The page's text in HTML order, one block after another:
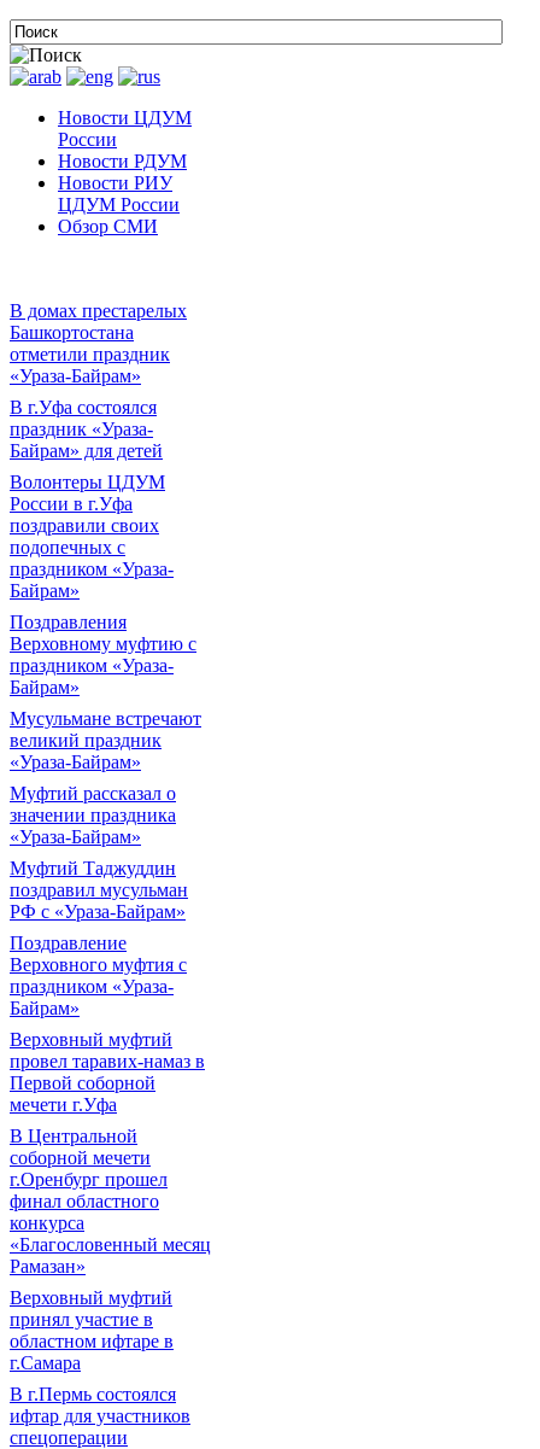
Новости ЦДУМ
России
Новости РДУМ
Новости РИУ
ЦДУМ России
Обзор СМИ
В домах престарелых
Башкортостана
отметили праздник
«Ураза-Байрам»
В г.Уфа состоялся
праздник «Ураза-
Байрам» для детей
Волонтеры ЦДУМ
России в г.Уфа
поздравили своих
подопечных с
праздником «Ураза-
Байрам»
Поздравления
Верховному муфтию с
праздником «Ураза-
Байрам»
Мусульмане встречают
великий праздник
«Ураза-Байрам»
Муфтий рассказал о
значении праздника
«Ураза-Байрам»
Муфтий Таджуддин
поздравил мусульман
РФ с «Ураза-Байрам»
Поздравление
Верховного муфтия с
праздником «Ураза-
Байрам»
Верховный муфтий
провел таравих-намаз в
Первой соборной
мечети г.Уфа
В Центральной
соборной мечети
г.Оренбург прошел
финал областного
конкурса
«Благословенный месяц
Рамазан»
Верховный муфтий
принял участие в
областном ифтаре в
г.Самара
В г.Пермь состоялся
ифтар для участников
спецоперации